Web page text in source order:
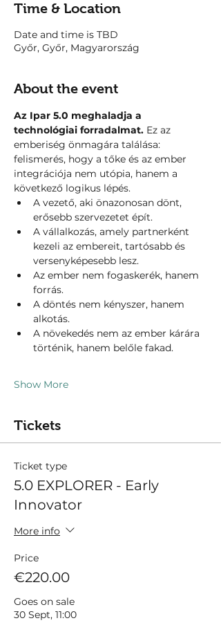
Time & Location
Date and time is TBD
Győr, Győr, Magyarország
About the event
Az Ipar 5.0 meghaladja a
technológiai forradalmat. Ez az
emberiség önmagára találása:
felismerés, hogy a tőke és az ember
integrációja nem utópia, hanem a
következő logikus lépés.
A vezető, aki önazonosan dönt,
erősebb szervezetet épít.
A vállalkozás, amely partnerként
kezeli az embereit, tartósabb és
versenyképesebb lesz.
Az ember nem fogaskerék, hanem
forrás.
A döntés nem kényszer, hanem
alkotás.
A növekedés nem az ember kárára
történik, hanem belőle fakad.
Show More
Tickets
Ticket type
5.0 EXPLORER - Early
Innovator
More info
Price
€220.00
Goes on sale
30 Sept, 11:00